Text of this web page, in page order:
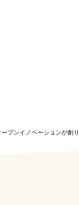
プンイノベーションが創